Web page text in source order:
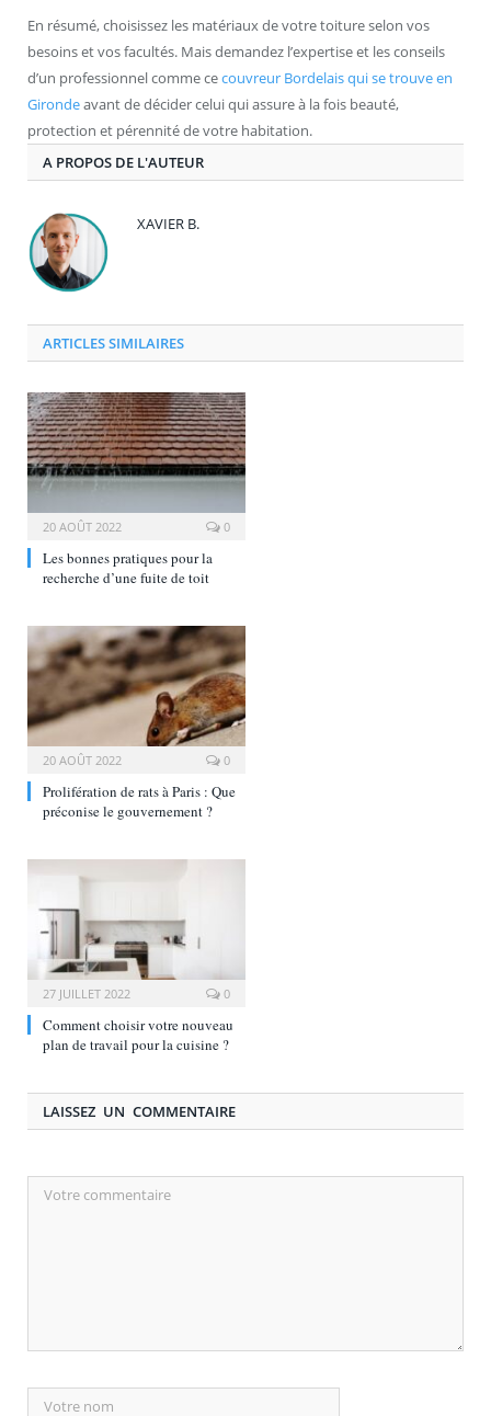
En résumé, choisissez les matériaux de votre toiture selon vos
besoins et vos facultés. Mais demandez l’expertise et les conseils
d’un professionnel comme cecouvreur Bordelais qui se trouve en
Girondeavant de décider celui qui assure à la fois beauté,
protection et pérennité de votre habitation.
A PROPOS DE L'AUTEUR
XAVIER B.
ARTICLES SIMILAIRES
20 AOÛT 2022 0
Les bonnes pratiques pour la
recherche d’une fuite de toit
20 AOÛT 2022 0
Prolifération de rats à Paris : Que
préconise le gouvernement ?
27 JUILLET 2022 0
Comment choisir votre nouveau
plan de travail pour la cuisine ?
LAISSEZ UN COMMENTAIRE